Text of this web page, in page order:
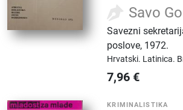
Savo
Savezni
poslove, 1972.
Hrvatski. Latinica.
7,96 €
KRIMINALISTIKA